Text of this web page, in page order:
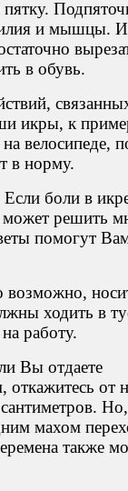
и мышцы.
в обувь.
икры, к
велосипеде,
в норму.
Если боли в
решить
помогут
возможно,
ходить в
работу.
Вы отдаете
откажитесь от
махом
также